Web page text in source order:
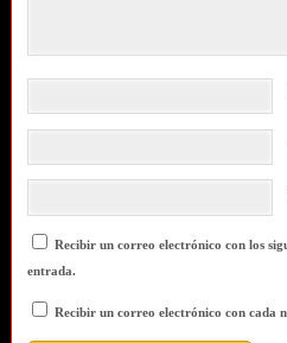
Recibir un correo electrónico con los
entrada.
Recibir un correo electrónico con cada